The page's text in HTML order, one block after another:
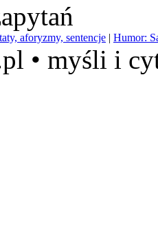
aforyzmy, sentencje | Humor:
• myśli i